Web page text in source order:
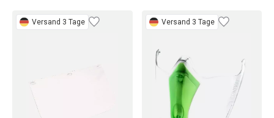
Versand 3 Tage Versand 3 Tage